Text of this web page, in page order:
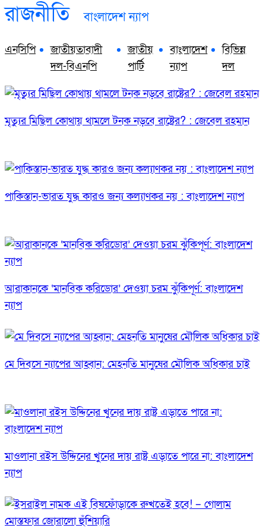
রাজনীতি বাংলাদেশ ন্যাপ
এনসিপি
জাতীয়তাবাদী
দল-বিএনপি
জাতীয়
পার্টি
বাংলাদেশ
ন্যাপ
বিভিন্ন
দল
মৃত্যুর মিছিল কোথায় থামলে টনক নড়বে রাষ্ট্রের? : জেবেল রহমান
পাকিস্তান-ভারত যুদ্ধ কারও জন্য কল্যাণকর নয় : বাংলাদেশ ন্যাপ
আরাকানকে ‘মানবিক করিডোর’ দেওয়া চরম ঝুঁকিপূর্ণ: বাংলাদেশ
ন্যাপ
মে দিবসে ন্যাপের আহ্বান: মেহনতি মানুষের মৌলিক অধিকার চাই
মাওলানা রইস উদ্দিনের খুনের দায় রাষ্ট্র এড়াতে পারে না: বাংলাদেশ
ন্যাপ